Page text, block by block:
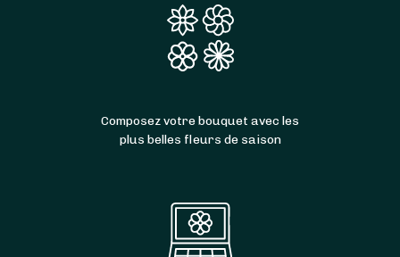
Composez votre bouquet avec les
plus belles fleurs de saison